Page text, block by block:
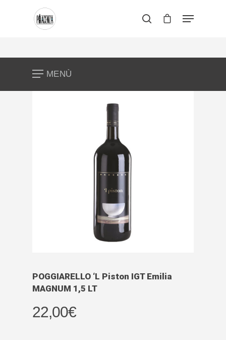
Premi invio per cercare o ESC per
chiudere
MENÙ
POGGIARELLO ‘L Piston IGT Emilia
MAGNUM 1,5 LT
22,00€